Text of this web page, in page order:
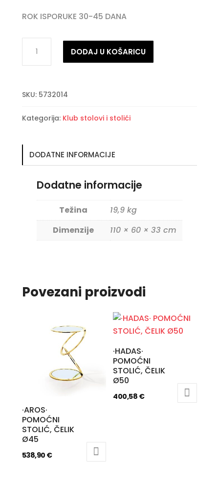
ROK ISPORUKE 30-45 DANA
OVAL
110X60
DODAJ U KOŠARICU
SKU: 5732014
Kategorija: Klub stolovi i stolići
DODATNE INFORMACIJE
Dodatne informacije
Težina
19,9 kg
Dimenzije
110 × 60 × 33 cm
Povezani proizvodi
·AROS·
POMOĆNI
STOLIĆ, ČELIK
Ø45
538,90 €
·HADAS·
POMOĆNI
STOLIĆ, ČELIK
Ø50
400,58 €